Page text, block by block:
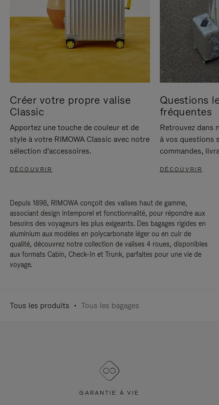
Créer votre propre valise
Classic
Apportez une touche de couleur et de
style à votre RIMOWA Classic avec notre
sélection d'accessoires.
DÉCOUVRIR
Questions
fréquentes
Retrouvez dans
à vos questions
commandes,
DÉCOUVRIR
Depuis 1898, RIMOWA conçoit des valises haut de gamme,
associant design intemporel et fonctionnalité, pour répondre aux
besoins des voyageurs les plus exigeants. Des bagages rigides en
aluminium aux modèles en polycarbonate léger ou en cuir de
qualité, découvrez notre collection de valises 4 roues, disponibles
aux formats Cabin, Check-In et Trunk, parfaites pour une vie de
voyage.
Tous les produits Tous les bagages
GARANTIE À VIE